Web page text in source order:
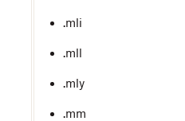
.mli
.mll
.mly
.mm